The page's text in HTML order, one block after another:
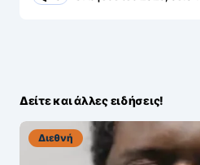
Δείτε και άλλες ειδήσεις!
Διεθνή